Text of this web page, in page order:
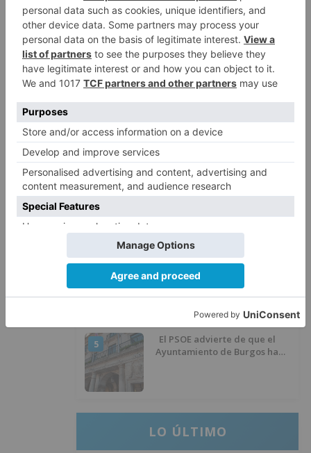
LO + VISTO
1
Matthew Brennan conquista el
Castillo y se viste de líder en el
estreno de la Vuelta a Burgos
2
calcina el tobogán del parque
infantil del Barrio del Pilar de
3
Seis proyectos de Burgos
para impulsar plantas solares
Herido un hombre de 35 años
que iba en silla de ruedas tras
ser atropellado en Burgos
5
El PSOE advierte de que el
Ayuntamiento de Burgos ha
LO ÚLTIMO